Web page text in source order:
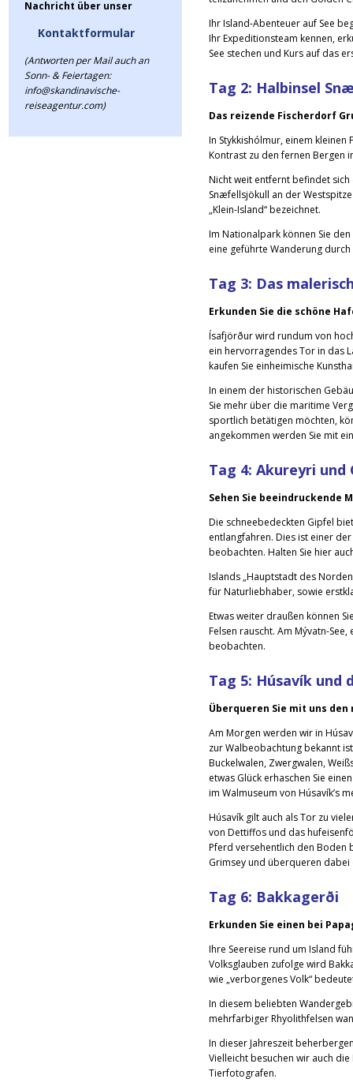
Nachricht über unser
Kontaktformular
(Antworten per Mail auch an
Sonn- & Feiertagen:
info@skandinavische-
reiseagentur.com)
Ihr Island-Abenteuer auf See
Ihr Expeditionsteam kennen,
See stechen und Kurs auf das
Tag 2: Halbinsel
Das reizende Fischerdorf
In Stykkishólmur, einem
Kontrast zu den fernen Bergen
Nicht weit entfernt befindet
Snæfellsjökull an der
„Klein-Island“ bezeichnet.
Im Nationalpark können Sie
eine geführte Wanderung
Tag 3: Das
Erkunden Sie die schöne
Ísafjörður wird rundum von
ein hervorragendes Tor in das
kaufen Sie einheimische
In einem der historischen
Sie mehr über die maritime
sportlich betätigen möchten,
angekommen werden Sie mit
Tag 4: Akureyri und
Sehen Sie beeindruckende
Die schneebedeckten Gipfel
entlangfahren. Dies ist einer
beobachten. Halten Sie hier
Islands „Hauptstadt des
für Naturliebhaber, sowie
Etwas weiter draußen können
Felsen rauscht. Am Mývatn-
beobachten.
Tag 5: Húsavík und
Überqueren Sie mit
Am Morgen werden wir in
zur Walbeobachtung bekannt
Buckelwalen, Zwergwalen,
etwas Glück erhaschen Sie
im Walmuseum von Húsavík’s
Húsavík gilt auch als Tor zu
von Dettiffos und das
Pferd versehentlich den Boden
Grimsey und überqueren
Tag 6: Bakkagerði
Erkunden Sie einen bei
Ihre Seereise rund um Island
Volksglauben zufolge wird
wie „verborgenes Volk“
In diesem beliebten
mehrfarbiger Rhyolithfelsen
In dieser Jahreszeit
Vielleicht besuchen wir auch
Tierfotografen.